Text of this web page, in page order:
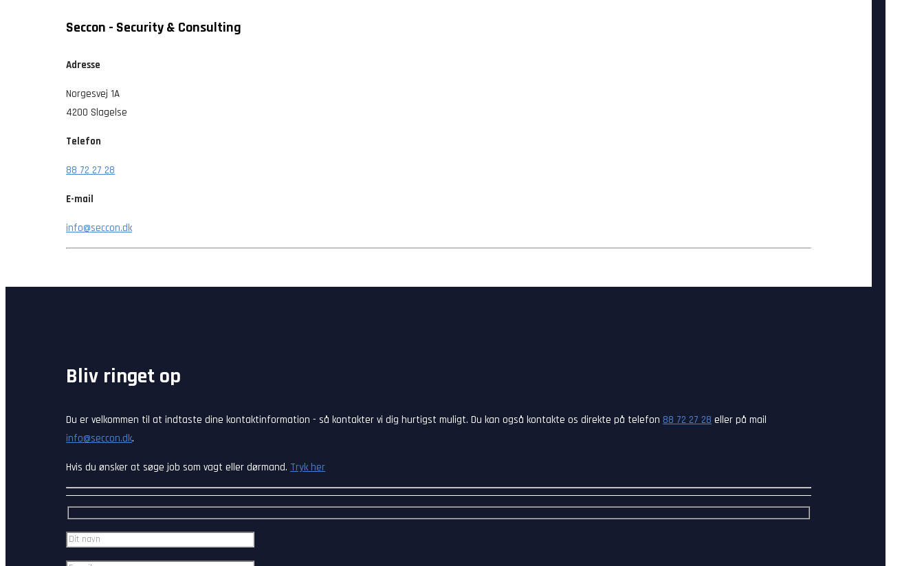
Seccon - Security & Consulting
Adresse
Norgesvej 1A
4200 Slagelse
Telefon
88 72 27 28
E-mail
info@seccon.dk
Bliv ringet op
Du er velkommen til at indtaste dine kontaktinformation - så kontakter vi dig hurtigst muligt. Du kan også kontakte os direkte på telefon 88 72 27 28 eller på mail
info@seccon.dk.
Hvis du ønsker at søge job som vagt eller dørmand. Tryk her